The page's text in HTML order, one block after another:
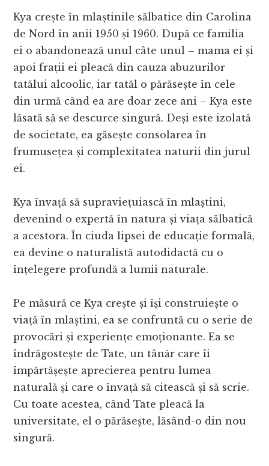
Kya crește în mlaștinile sălbatice din Carolina
de Nord în anii 1950 și 1960. După ce familia
ei o abandonează unul câte unul – mama ei și
apoi frații ei pleacă din cauza abuzurilor
tatălui alcoolic, iar tatăl o părăsește în cele
din urmă când ea are doar zece ani – Kya este
lăsată să se descurce singură. Deși este izolată
de societate, ea găsește consolarea în
frumusețea și complexitatea naturii din jurul
ei.
Kya învață să supraviețuiască în mlaștini,
devenind o expertă în natura și viața sălbatică
a acestora. În ciuda lipsei de educație formală,
ea devine o naturalistă autodidactă cu o
înțelegere profundă a lumii naturale.
Pe măsură ce Kya crește și își construiește o
viață în mlaștini, ea se confruntă cu o serie de
provocări și experiențe emoționante. Ea se
îndrăgostește de Tate, un tânăr care îi
împărtășește aprecierea pentru lumea
naturală și care o învață să citească și să scrie.
Cu toate acestea, când Tate pleacă la
universitate, el o părăsește, lăsând-o din nou
singură.